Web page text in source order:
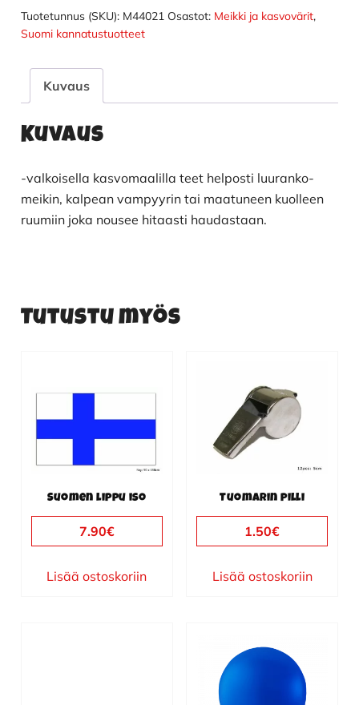
määrä
Tuotetunnus (SKU): M44021 Osastot: Meikki ja kasvovärit,
Suomi kannatustuotteet
Kuvaus
Kuvaus
-valkoisella kasvomaalilla teet helposti luuranko-
meikin, kalpean vampyyrin tai maatuneen kuolleen
ruumiin joka nousee hitaasti haudastaan.
Tutustu myös
Suomen lippu iso
7.90€
Lisää ostoskoriin
Tuomarin pilli
1.50€
Lisää ostoskoriin